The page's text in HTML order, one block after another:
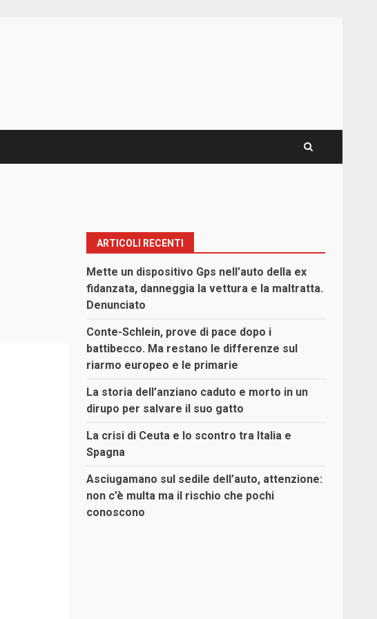
ARTICOLI RECENTI
Mette un dispositivo Gps nell’auto della ex
fidanzata, danneggia la vettura e la maltratta.
Denunciato
Conte-Schlein, prove di pace dopo i
battibecco. Ma restano le differenze sul
riarmo europeo e le primarie
La storia dell’anziano caduto e morto in un
dirupo per salvare il suo gatto
La crisi di Ceuta e lo scontro tra Italia e
Spagna
Asciugamano sul sedile dell’auto, attenzione:
non c’è multa ma il rischio che pochi
conoscono